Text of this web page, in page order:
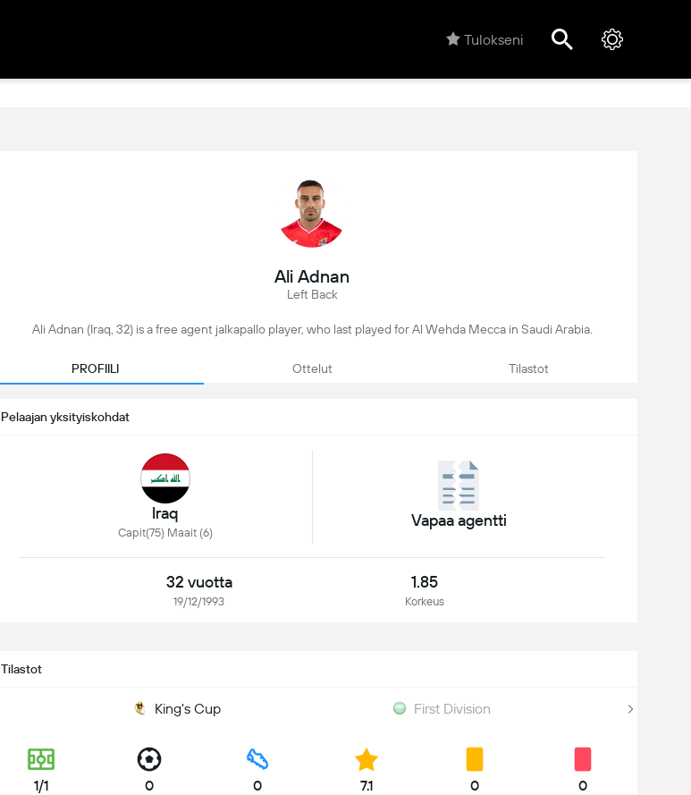
Tulokseni
Ali Adnan
Left Back
Ali Adnan (Iraq, 32) is a free agent jalkapallo player, who last played for Al Wehda Mecca in Saudi Arabia.
PROFIILI Ottelut Tilastot
Pelaajan yksityiskohdat
Iraq
Capit(75) Maait (6)
Vapaa agentti
32 vuotta
19/12/1993
1.85
Korkeus
Tilastot
King's Cup First Division
1/1 0 0 7.1 0 0